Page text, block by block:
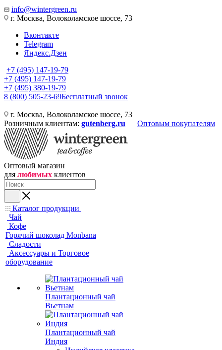
info@wintergreen.ru
г. Москва, Волоколамское шоссе, 73
Вконтакте
Telegram
Яндекс.Дзен
+7 (495) 147-19-79
+7 (495) 147-19-79
+7 (495) 380-19-79
8 (800) 505-23-69Бесплатный звонок
г. Москва, Волоколамское шоссе, 73
Розничным клиентам: gutenberg.ru Оптовым покупателям
Оптовый магазин
для любимых клиентов
Каталог продукции
Чай
Кофе
Горячий шоколад Monbana
Сладости
Аксессуары и Торговое
оборудование
Плантационный чай
Вьетнам
Плантационный чай
Индия